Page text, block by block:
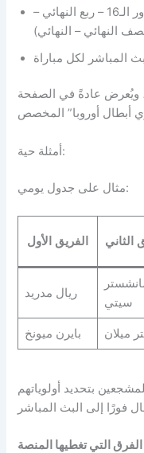
المرحلة الحالية (دور المجموعات – دور الـ16 – ربع النهائي –
ويُعرض عادةً في الصفحة
أمثلة حية:
مثال على جدول يومي:
الفريق الأول الثاني
ريال مدريد
سيتي
بايرن ميونخ ميلان
بتحديد أولوياتهم
الفرق التي تغطيها المنصة